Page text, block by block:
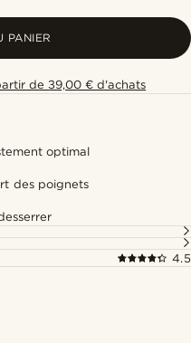
PANIER
de 39,00 € d'achats
optimal
des poignets
4.5